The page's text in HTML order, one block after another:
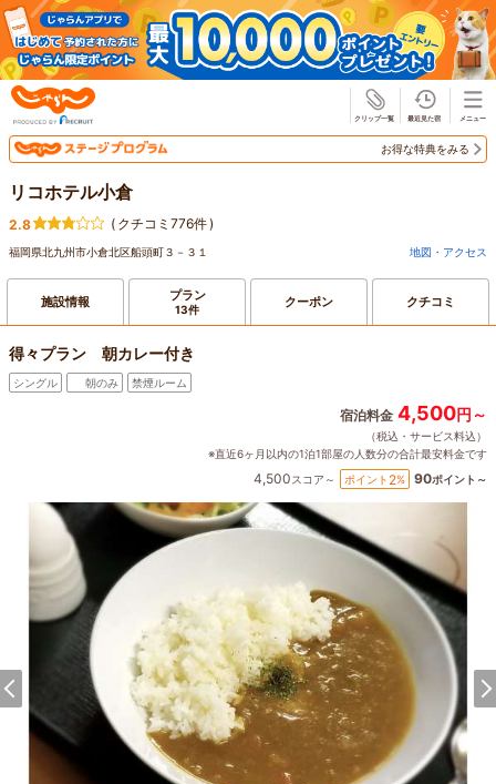
お得な特典をみる
リコホテル小倉
2.8 ( クチコミ776件)
福岡県北九州市小倉北区船頭町３－３１ 地図・アクセス
施設情報 プラン
13件 クーポン クチコミ
得々プラン 朝カレー付き
シングル 朝のみ 禁煙ルーム
宿泊料金 4,500円～
（税込・サービス料込）
※直近6ヶ月以内の1泊1部屋の人数分の合計最安料金です
4,500スコア～ ポイント 2% 90ポイント～